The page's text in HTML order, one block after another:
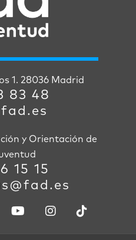
1. 28036 Madrid
83 48
y Orientación de
15 15